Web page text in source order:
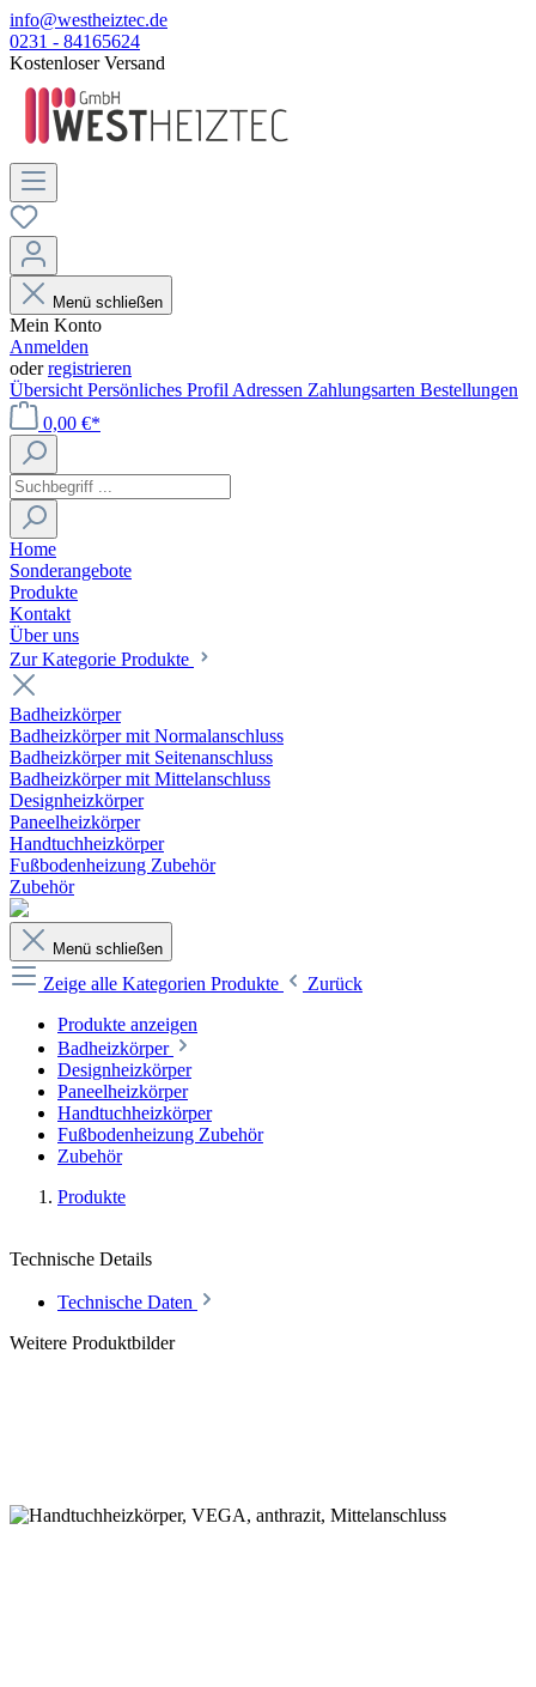
info@westheiztec.de
0231 - 84165624
Kostenloser Versand
Menü schließen
Mein Konto
Anmelden
oderregistrieren
Übersicht Persönliches Profil Adressen Zahlungsarten Bestellungen
0,00 €*
Home
Sonderangebote
Produkte
Kontakt
Über uns
Zur Kategorie Produkte
Badheizkörper
Badheizkörper mit Normalanschluss
Badheizkörper mit Seitenanschluss
Badheizkörper mit Mittelanschluss
Designheizkörper
Paneelheizkörper
Handtuchheizkörper
Fußbodenheizung Zubehör
Zubehör
Menü schließen
Zeige alle Kategorien Produkte
Zurück
Produkte anzeigen
Badheizkörper
Designheizkörper
Paneelheizkörper
Handtuchheizkörper
Fußbodenheizung Zubehör
Zubehör
Produkte
Technische Details
Technische Daten
Weitere Produktbilder